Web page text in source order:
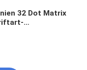
32 Dot Matrix